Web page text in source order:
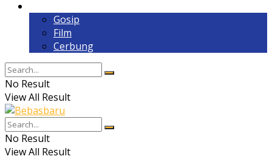
Gosip
Film
Cerbung
No Result
View All Result
No Result
View All Result